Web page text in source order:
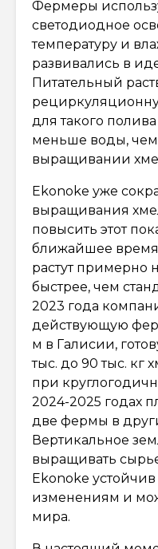
Фермеры
светодиодное
температуру и
развивались в
Питательный
для такого
меньше воды,
выращивании
Ekonoke уже
выращивания
повысить этот
ближайшее
растут примерно
быстрее, чем
2023 года
действующую
м в Галисии,
тыс. до 90 тыс. кг
при
2024-2025 годах
две фермы в
Вертикальное
выращивать
Ekonoke
изменениям и
мира.